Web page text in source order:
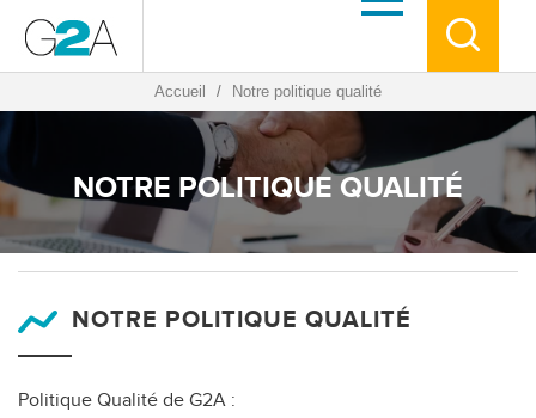
Accueil / Notre politique qualité
NOTRE POLITIQUE QUALITÉ
NOTRE POLITIQUE QUALITÉ
Politique Qualité de G2A :